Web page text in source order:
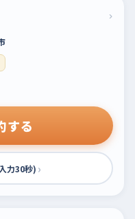
›
する
力30秒) ›